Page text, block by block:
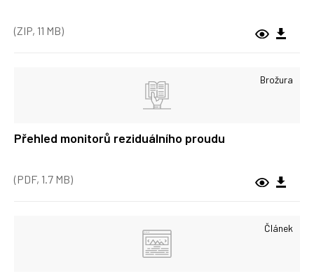
(ZIP, 11 MB)
Brožura
Přehled monitorů reziduálního proudu
(PDF, 1.7 MB)
Článek